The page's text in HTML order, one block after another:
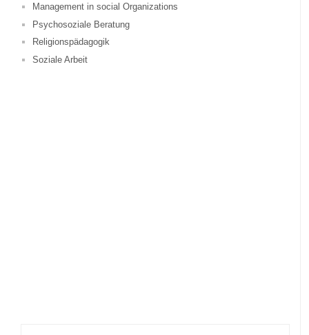
Management in social Organizations
Psychosoziale Beratung
Religionspädagogik
Soziale Arbeit